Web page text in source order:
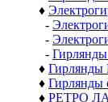
♦
-
-
-
♦
♦
♦ РЕТРО